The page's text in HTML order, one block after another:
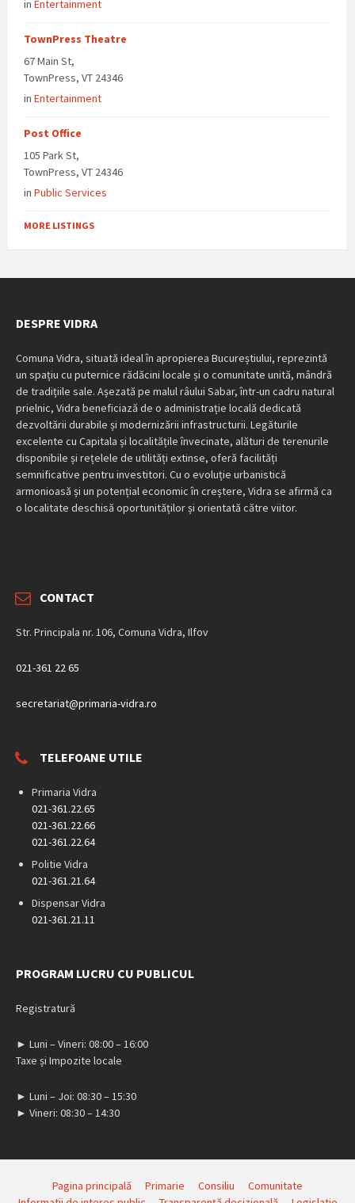
in Entertainment
TownPress Theatre
67 Main St,
TownPress, VT 24346
in Entertainment
Post Office
105 Park St,
TownPress, VT 24346
in Public Services
MORE LISTINGS
DESPRE VIDRA
Comuna Vidra, situată ideal în apropierea Bucureștiului, reprezintă
un spațiu cu puternice rădăcini locale și o comunitate unită, mândră
de tradițiile sale. Așezată pe malul râului Sabar, într-un cadru natural
prielnic, Vidra beneficiază de o administrație locală dedicată
dezvoltării durabile și modernizării infrastructurii. Legăturile
excelente cu Capitala și localitățile învecinate, alături de terenurile
disponibile și rețelele de utilități extinse, oferă facilități
semnificative pentru investitori. Cu o evoluție urbanistică
armonioasă și un potențial economic în creștere, Vidra se afirmă ca
o localitate deschisă oportunităților și orientată către viitor.
CONTACT
Str. Principala nr. 106, Comuna Vidra, Ilfov
021-361 22 65
secretariat@primaria-vidra.ro
TELEFOANE UTILE
Primaria Vidra
021-361.22.65
021-361.22.66
021-361.22.64
Politie Vidra
021-361.21.64
Dispensar Vidra
021-361.21.11
PROGRAM LUCRU CU PUBLICUL
Registratură
► Luni – Vineri: 08:00 – 16:00
Taxe și Impozite locale
► Luni – Joi: 08:30 – 15:30
► Vineri: 08:30 – 14:30
Pagina principală Primarie Consiliu
Comunitate